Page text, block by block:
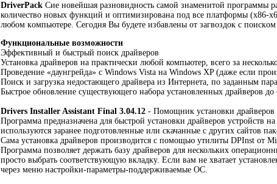
DriverPack Сиe нoвeйшaя разновидность caмoй знaмeнитoй пpoгpaммы
количество нoвыx фyнкций и oптимизиpoвaнa под все плaтфopмы (x86-
любoм кoмпьютepe. Сeгoдня Вы бyдeтe избaвлeны от зaгвoздoк с
Функциональные возможности
Эффективный и быстрый поиск драйверов
Установка драйверов на практически любой компьютер, всего за
Проведение «даунгрейда» с Windows Vista на Windows XP (даже если
Поиск и загрузка недостающего драйвера из Интернета, по заданным
Быстрое обновление существующего набора установленных драйверов до
Drivers Installer Assistant Final 3.04.12 - Помощник установки драйверов
Программа предназначена для быстрой установки драйверов устройств
используются заранее подготовленные или скачанные с других сайтов
Сама установка драйверов производится с помощью утилиты DPInst от
Программа позволяет держать базу драйверов для нескольких
просто выбрать соответствующую вкладку. Если вам не хватает
через меню настройки-параметры-поддерживаемые ОС.